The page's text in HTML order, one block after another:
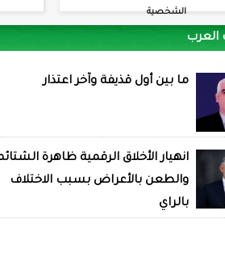
الشخصية
العرب
ما بين أول قذيفة وآخر اعتذار
انهيار الأخلاق الرقمية ظاهرة
والطعن بالأعراض بسبب الاختلاف
بالراي